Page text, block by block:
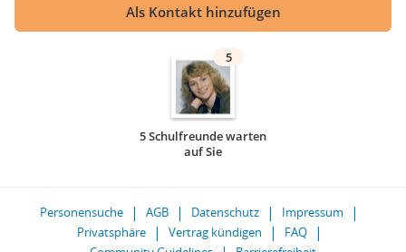
Als Kontakt hinzufügen
5
5 Schulfreunde warten
auf Sie
Personensuche AGB Datenschutz
Impressum
Privatsphäre
Vertrag kündigen
FAQ